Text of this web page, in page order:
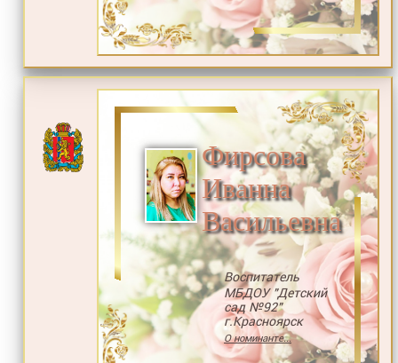
Фирсова
Иванна
Васильевна
Воспитатель
МБДОУ "Детский
сад №92"
г.Красноярск
О номинанте...